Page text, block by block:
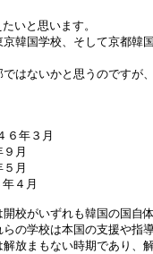
いと思います。
韓国学校、そして京都韓
はないかと思うのですが
年３月
月
月
月
校がいずれも韓国の国自
の学校は本国の支援や指
放まもない時期であり、